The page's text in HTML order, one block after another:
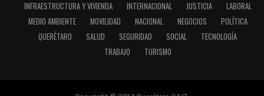
INFRAESTRUCTURA Y VIVIENDA
INTERNACIONAL JUSTICIA
LABORAL
MEDIO AMBIENTE
MOVILIDAD NACIONAL NEGOCIOS
POLÍTICA
QUERÉTARO
SALUD SEGURIDAD SOCIAL
TECNOLOGÍA
TRABAJO
TURISMO